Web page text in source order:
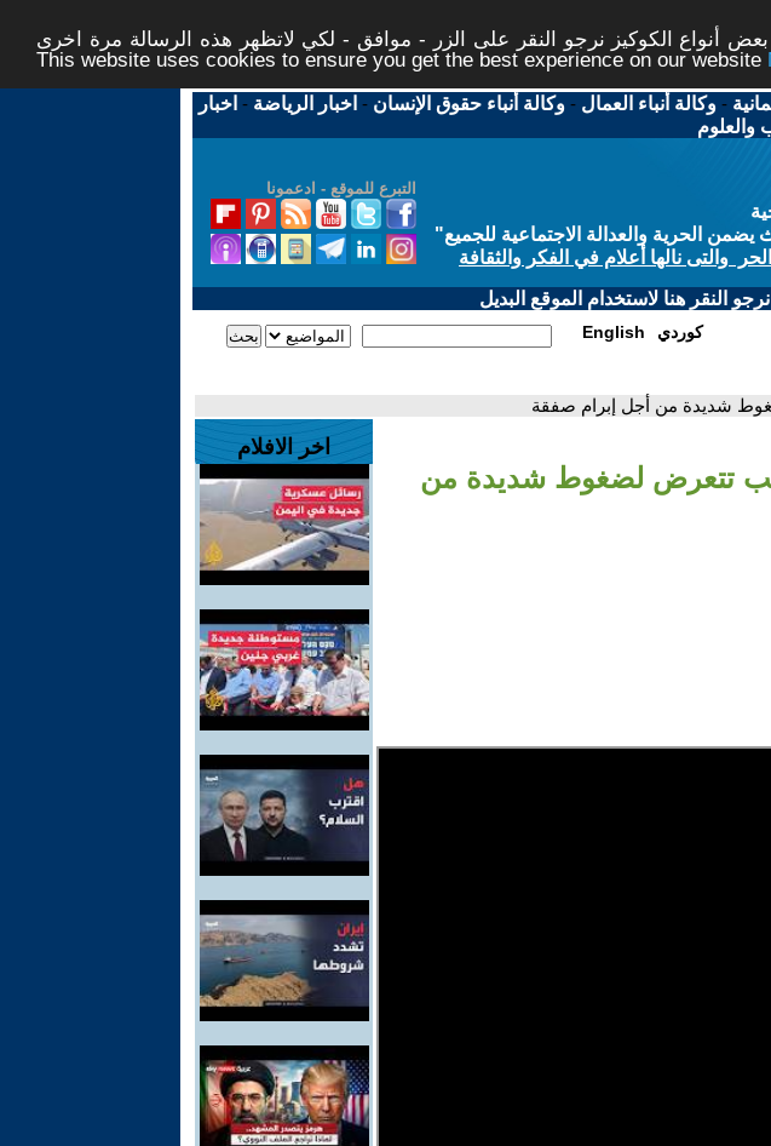
أنواع الكوكيز نرجو النقر على الزر - موافق - لكي لاتظهر هذه الرسالة مرة اخرى -
This website uses cookies to ensure you get the best experience on our website
-وكالة أنباء العمال -وكالة أنباء حقوق الإنسان - اخبار الرياضة - اخبار
والعلوم
التبرع للموقع - ادعمونا
الحرية والعدالة الاجتماعية للجميع"
والتى نالها أعلام في الفكر والثقافة
النقر هنا لاستخدام الموقع البديل
English كوردي
تل أبيب تتعرض لضغوط شديدة من
اخر الافلام